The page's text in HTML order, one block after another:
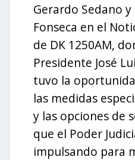
Gerardo Sedano
Fonseca en el
de DK 1250AM,
Presidente José
tuvo la
las medidas
y las opciones de
que el Poder
impulsando para